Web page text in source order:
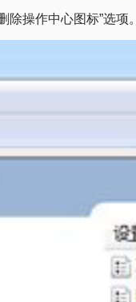
除操作中心图标”选项。